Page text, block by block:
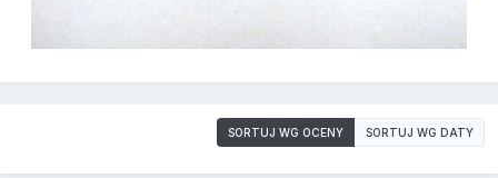
SORTUJ WG OCENY SORTUJ WG DATY